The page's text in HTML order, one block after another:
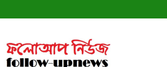
ফলোআপ নিউজের প্রাথমিক অনুসন্ধানঃ
ফলোআপ নিউজের প্রাথমিক অনুসন্ধানঃ